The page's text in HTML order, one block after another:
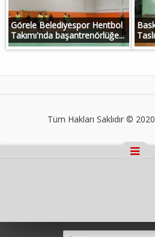
Görele Belediyespor Hentbol
Takımı'nda başantrenörlüğe...
Tüm Hakları Saklıdır © 2020